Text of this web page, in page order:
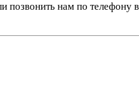
позвонить нам по